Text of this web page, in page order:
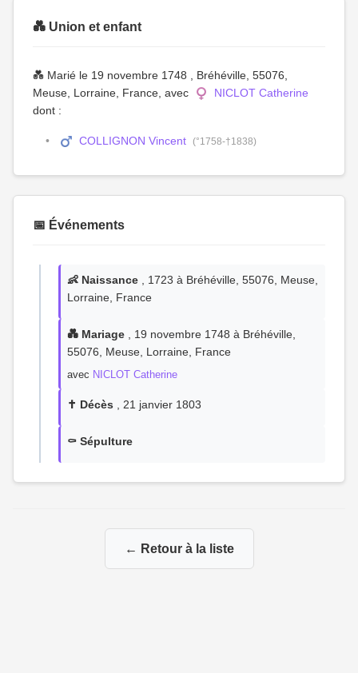
💑 Union et enfant
💑 Marié le 19 novembre 1748 , Bréhéville, 55076,
Meuse, Lorraine, France, avec
NICLOT Catherine
dont :
COLLIGNON Vincent (°1758-†1838)
📅 Événements
👶 Naissance , 1723 à Bréhéville, 55076, Meuse,
Lorraine, France
💑 Mariage , 19 novembre 1748 à Bréhéville,
55076, Meuse, Lorraine, France
avec NICLOT Catherine
✝️ Décès , 21 janvier 1803
⚰️ Sépulture
← Retour à la liste